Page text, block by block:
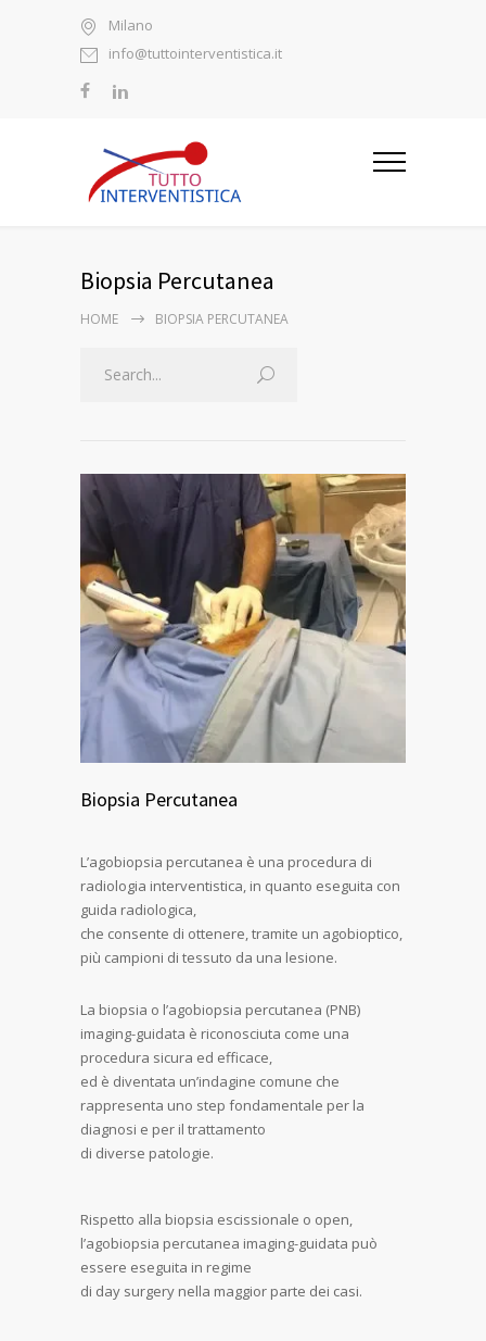
Milano
info@tuttointerventistica.it
Biopsia Percutanea
HOME BIOPSIA PERCUTANEA
Biopsia Percutanea
L’agobiopsia percutanea è una procedura di
radiologia interventistica, in quanto eseguita con
guida radiologica,
che consente di ottenere, tramite un agobioptico,
più campioni di tessuto da una lesione.
La biopsia o l’agobiopsia percutanea (PNB)
imaging-guidata è riconosciuta come una
procedura sicura ed efficace,
ed è diventata un’indagine comune che
rappresenta uno step fondamentale per la
diagnosi e per il trattamento
di diverse patologie.
Rispetto alla biopsia escissionale o open,
l’agobiopsia percutanea imaging-guidata può
essere eseguita in regime
di day surgery nella maggior parte dei casi.